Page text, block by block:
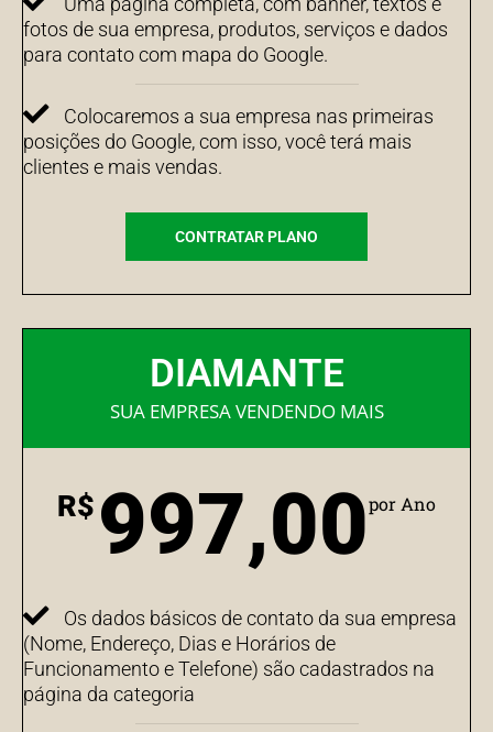
fotos de sua empresa, produtos, serviços e dados
para contato com mapa do Google.
Colocaremos a sua empresa nas primeiras
posições do Google, com isso, você terá mais
clientes e mais vendas.
CONTRATAR PLANO
DIAMANTE
SUA EMPRESA VENDENDO MAIS
R$ 997,00por Ano
Os dados básicos de contato da sua empresa
(Nome, Endereço, Dias e Horários de
Funcionamento e Telefone) são cadastrados na
página da categoria